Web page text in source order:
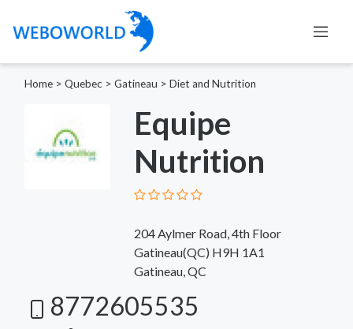
Home > Quebec > Gatineau > Diet and Nutrition
Equipe
Nutrition
204 Aylmer Road, 4th Floor
Gatineau(QC) H9H 1A1
Gatineau, QC
8772605535